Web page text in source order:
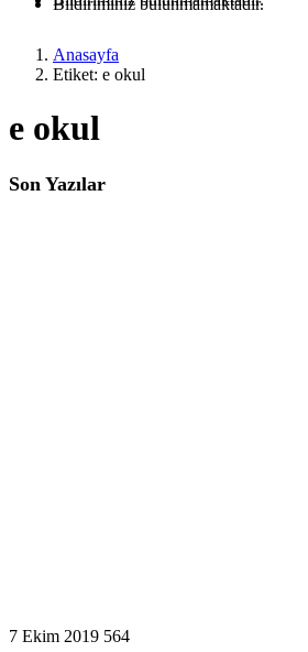
Bildiriminiz bulunmamaktadır.
Anasayfa
Etiket: e okul
e okul
Son Yazılar
7 Ekim 2019 564